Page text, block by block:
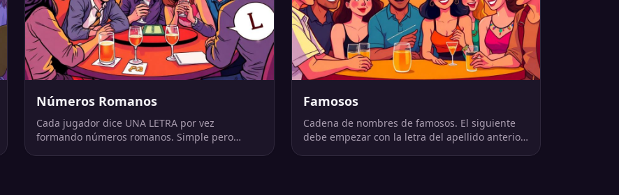
Números Romanos
Cada jugador dice UNA LETRA por vez
formando números romanos. Simple pero
Famosos
Cadena de nombres de famosos. El siguiente
debe empezar con la letra del apellido anterior.